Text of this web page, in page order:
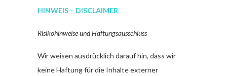
HINWEIS – DISCLAIMER
Risikohinweise und Haftungsausschluss
Wir weisen ausdrücklich darauf hin, dass wir
keine Haftung für die Inhalte externer